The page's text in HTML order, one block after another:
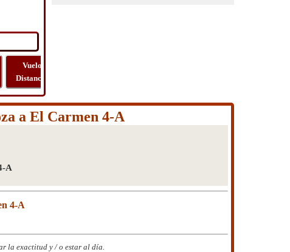
Vuelo
Distancia
a El Carmen 4-A
A
4-A
la exactitud y / o estar al día.